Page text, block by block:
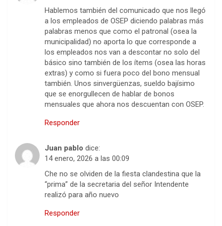
Hablemos también del comunicado que nos llegó
a los empleados de OSEP diciendo palabras más
palabras menos que como el patronal (osea la
municipalidad) no aporta lo que corresponde a
los empleados nos van a descontar no solo del
básico sino también de los ítems (osea las horas
extras) y como si fuera poco del bono mensual
también. Unos sinvergüenzas, sueldo bajísimo
que se enorgullecen de hablar de bonos
mensuales que ahora nos descuentan con OSEP.
Responder
Juan pablo dice:
14 enero, 2026 a las 00:09
Che no se olviden de la fiesta clandestina que la
“prima” de la secretaria del señor Intendente
realizó para año nuevo
Responder